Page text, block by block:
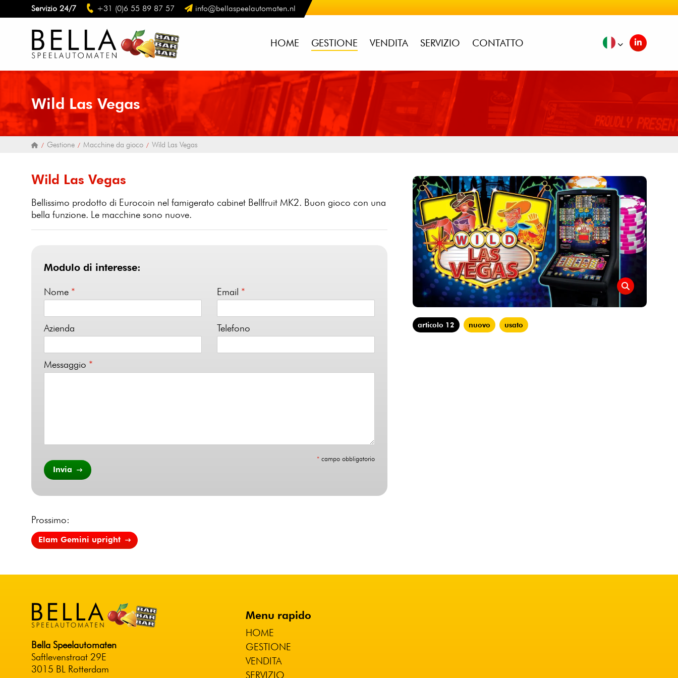
Servizio 24/7 +31 (0)6 55 89 87 57 info@bellaspeelautomaten.nl
HOME GESTIONE VENDITA SERVIZIO CONTATTO
Wild Las Vegas
Gestione Macchine da gioco Wild Las Vegas
Wild Las Vegas
Bellissimo prodotto di Eurocoin nel famigerato cabinet Bellfruit MK2. Buon gioco con una
bella funzione. Le macchine sono nuove.
Modulo di interesse:
Nome * Email *
Azienda Telefono
Messaggio *
* campo obbligatorio
Invia
Prossimo:
Elam Gemini upright
articolo 12 nuovo usato
Bella Speelautomaten
Saftlevenstraat 29E
3015 BL Rotterdam
Menu rapido
HOME
GESTIONE
VENDITA
SERVIZIO